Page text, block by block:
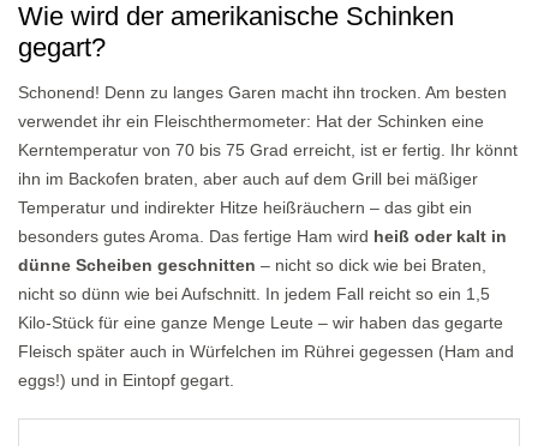
Wie wird der amerikanische Schinken
gegart?
Schonend! Denn zu langes Garen macht ihn trocken. Am besten
verwendet ihr ein Fleischthermometer: Hat der Schinken eine
Kerntemperatur von 70 bis 75 Grad erreicht, ist er fertig. Ihr könnt
ihn im Backofen braten, aber auch auf dem Grill bei mäßiger
Temperatur und indirekter Hitze heißräuchern – das gibt ein
besonders gutes Aroma. Das fertige Ham wird heiß oder kalt in
dünne Scheiben geschnitten – nicht so dick wie bei Braten,
nicht so dünn wie bei Aufschnitt. In jedem Fall reicht so ein 1,5
Kilo-Stück für eine ganze Menge Leute – wir haben das gegarte
Fleisch später auch in Würfelchen im Rührei gegessen (Ham and
eggs!) und in Eintopf gegart.